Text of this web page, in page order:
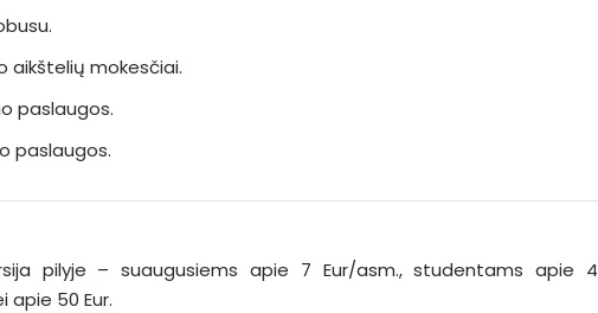
aikštelių mokesčiai.
paslaugos.
paslaugos.
pilyje – suaugusiems apie 7 Eur/asm., studentams apie 4
apie 50 Eur.